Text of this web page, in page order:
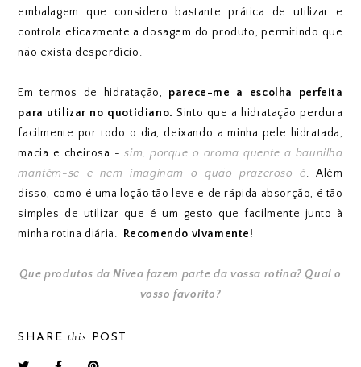
embalagem que considero bastante prática de utilizar e
controla eficazmente a dosagem do produto, permitindo que
não exista desperdício.
Em termos de hidratação, parece-me a escolha perfeita
para utilizar no quotidiano. Sinto que a hidratação perdura
facilmente por todo o dia, deixando a minha pele hidratada,
macia e cheirosa -sim, porque o aroma quente a baunilha
mantém-se e nem imaginam o quão prazeroso é. Além
disso, como é uma loção tão leve e de rápida absorção, é tão
simples de utilizar que é um gesto que facilmente junto à
minha rotina diária. Recomendo vivamente!
Que produtos da Nivea fazem parte da vossa rotina? Qual o
vosso favorito?
SHAREthis POST